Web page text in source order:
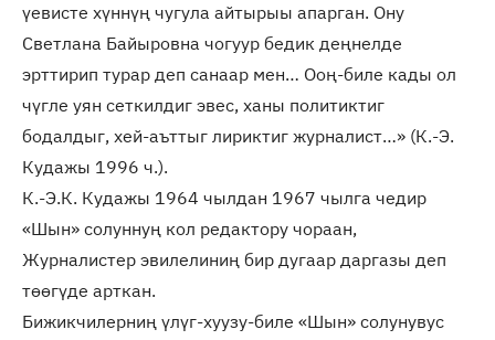
үевисте хүннүң чугула айтырыы апарган. Ону
Светлана Байыровна чогуур бедик деңнелде
эрттирип турар деп санаар мен… Ооң-биле кады ол
чүгле уян сеткилдиг эвес, ханы политиктиг
бодалдыг, хей-аъттыг лириктиг журналист…» (К.-Э.
Кудажы 1996 ч.).
К.-Э.К. Кудажы 1964 чылдан 1967 чылга чедир
«Шын» солуннуң кол редактору чораан,
Журналистер эвилелиниң бир дугаар даргазы деп
төөгүде арткан.
Бижикчилерниң үлүг-хуузу-биле «Шын» солунувус